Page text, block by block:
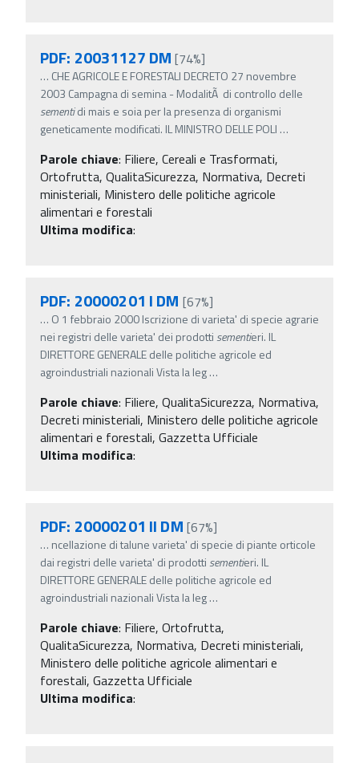
PDF: 20031127 DM [74%]
… CHE AGRICOLE E FORESTALI DECRETO 27 novembre
2003 Campagna di semina - ModalitÃ di controllo delle
sementidi mais e soia per la presenza di organismi
geneticamente modificati. IL MINISTRO DELLE POLI …
Parole chiave: Filiere, Cereali e Trasformati,
Ortofrutta, QualitaSicurezza, Normativa, Decreti
ministeriali, Ministero delle politiche agricole
alimentari e forestali
Ultima modifica:
PDF: 20000201 I DM [67%]
… O 1 febbraio 2000 Iscrizione di varieta' di specie agrarie
nei registri delle varieta' dei prodotti sementieri. IL
DIRETTORE GENERALE delle politiche agricole ed
agroindustriali nazionali Vista la leg…
Parole chiave: Filiere, QualitaSicurezza, Normativa,
Decreti ministeriali, Ministero delle politiche agricole
alimentari e forestali, Gazzetta Ufficiale
Ultima modifica:
PDF: 20000201 II DM [67%]
… ncellazione di talune varieta' di specie di piante orticole
dai registri delle varieta' di prodotti sementieri. IL
DIRETTORE GENERALE delle politiche agricole ed
agroindustriali nazionali Vista la leg…
Parole chiave: Filiere, Ortofrutta,
QualitaSicurezza, Normativa, Decreti ministeriali,
Ministero delle politiche agricole alimentari e
forestali, Gazzetta Ufficiale
Ultima modifica: